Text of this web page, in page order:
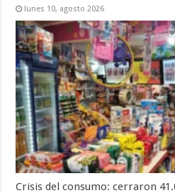
lunes 10, agosto 2026
Crisis del consumo: cerraron